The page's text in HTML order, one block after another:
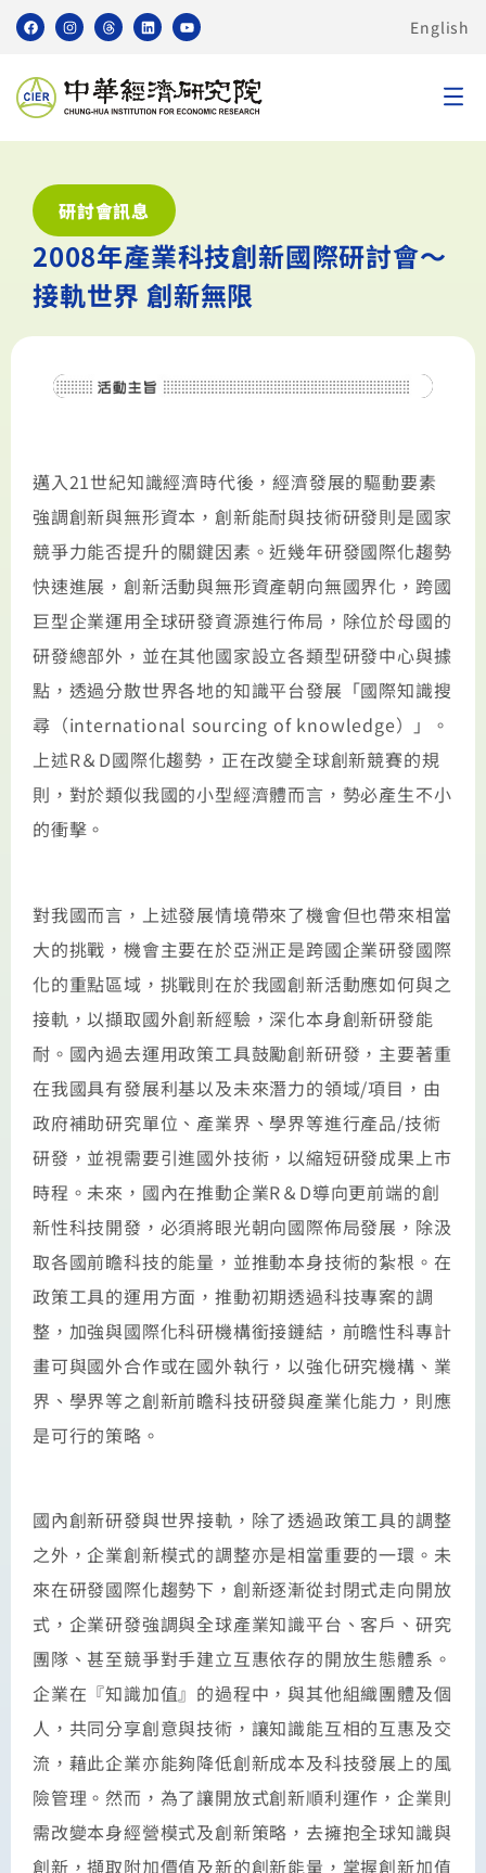
English
研討會訊息
2008年產業科技創新國際研討會～
接軌世界 創新無限
邁入21世紀知識經濟時代後，經濟發展的驅動要素
強調創新與無形資本，創新能耐與技術研發則是國家
競爭力能否提升的關鍵因素。近幾年研發國際化趨勢
快速進展，創新活動與無形資產朝向無國界化，跨國
巨型企業運用全球研發資源進行佈局，除位於母國的
研發總部外，並在其他國家設立各類型研發中心與據
點，透過分散世界各地的知識平台發展「國際知識搜
尋（international sourcing of knowledge）」。
上述R＆D國際化趨勢，正在改變全球創新競賽的規
則，對於類似我國的小型經濟體而言，勢必產生不小
的衝擊。
對我國而言，上述發展情境帶來了機會但也帶來相當
大的挑戰，機會主要在於亞洲正是跨國企業研發國際
化的重點區域，挑戰則在於我國創新活動應如何與之
接軌，以擷取國外創新經驗，深化本身創新研發能
耐。國內過去運用政策工具鼓勵創新研發，主要著重
在我國具有發展利基以及未來潛力的領域/項目，由
政府補助研究單位、產業界、學界等進行產品/技術
研發，並視需要引進國外技術，以縮短研發成果上市
時程。未來，國內在推動企業R＆D導向更前端的創
新性科技開發，必須將眼光朝向國際佈局發展，除汲
取各國前瞻科技的能量，並推動本身技術的紮根。在
政策工具的運用方面，推動初期透過科技專案的調
整，加強與國際化科研機構銜接鏈結，前瞻性科專計
畫可與國外合作或在國外執行，以強化研究機構、業
界、學界等之創新前瞻科技研發與產業化能力，則應
是可行的策略。
國內創新研發與世界接軌，除了透過政策工具的調整
之外，企業創新模式的調整亦是相當重要的一環。未
來在研發國際化趨勢下，創新逐漸從封閉式走向開放
式，企業研發強調與全球產業知識平台、客戶、研究
團隊、甚至競爭對手建立互惠依存的開放生態體系。
企業在『知識加值』的過程中，與其他組織團體及個
人，共同分享創意與技術，讓知識能互相的互惠及交
流，藉此企業亦能夠降低創新成本及科技發展上的風
險管理。然而，為了讓開放式創新順利運作，企業則
需改變本身經營模式及創新策略，去擁抱全球知識與
創新，擷取附加價值及新的創新能量，掌握創新加值